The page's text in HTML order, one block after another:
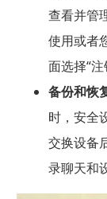
查看并管
使用或者
面选择“
备份和恢
时，安全
交换设备
录聊天和